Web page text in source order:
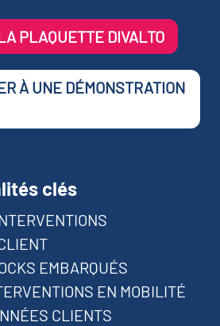
PLAQUETTE DIVALTO
À UNE DÉMONSTRATION
clés
EMBARQUÉS
EN MOBILITÉ
CLIENTS